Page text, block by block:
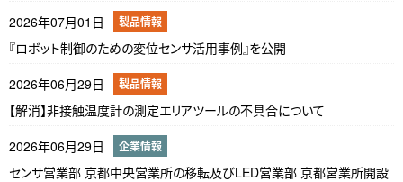
2026年07月01日 製品情報
『ロボット制御のための変位センサ活用事例』を公開
2026年06月29日
製品情報
【解消】非接触温度計の測定エリアツールの不具合について
2026年06月29日
企業情報
センサ営業部 京都中央営業所の移転及びLED営業部 京都営業所開設